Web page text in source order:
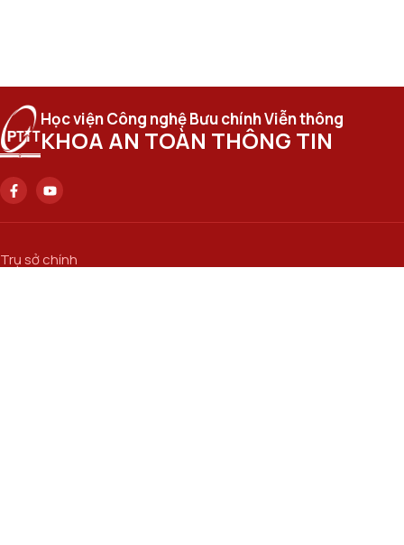
Học viện Công nghệ Bưu chính Viễn thông
KHOA AN TOÀN THÔNG TIN
Trụ sở chính